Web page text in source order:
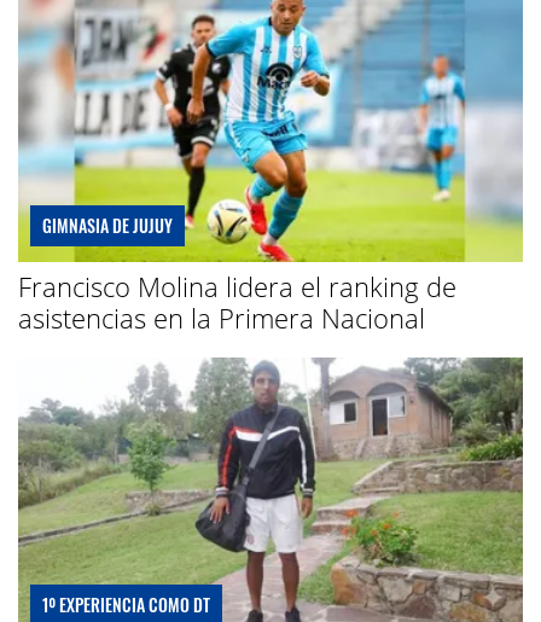
GIMNASIA DE JUJUY
Francisco Molina lidera el ranking de
asistencias en la Primera Nacional
1º EXPERIENCIA COMO DT